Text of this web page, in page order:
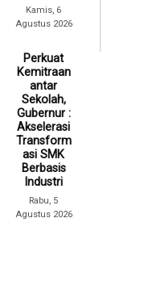
Kamis, 6
Agustus 2026
Perkuat
Kemitraan
antar
Sekolah,
Gubernur :
Akselerasi
Transform
asi SMK
Berbasis
Industri
Rabu, 5
Agustus 2026